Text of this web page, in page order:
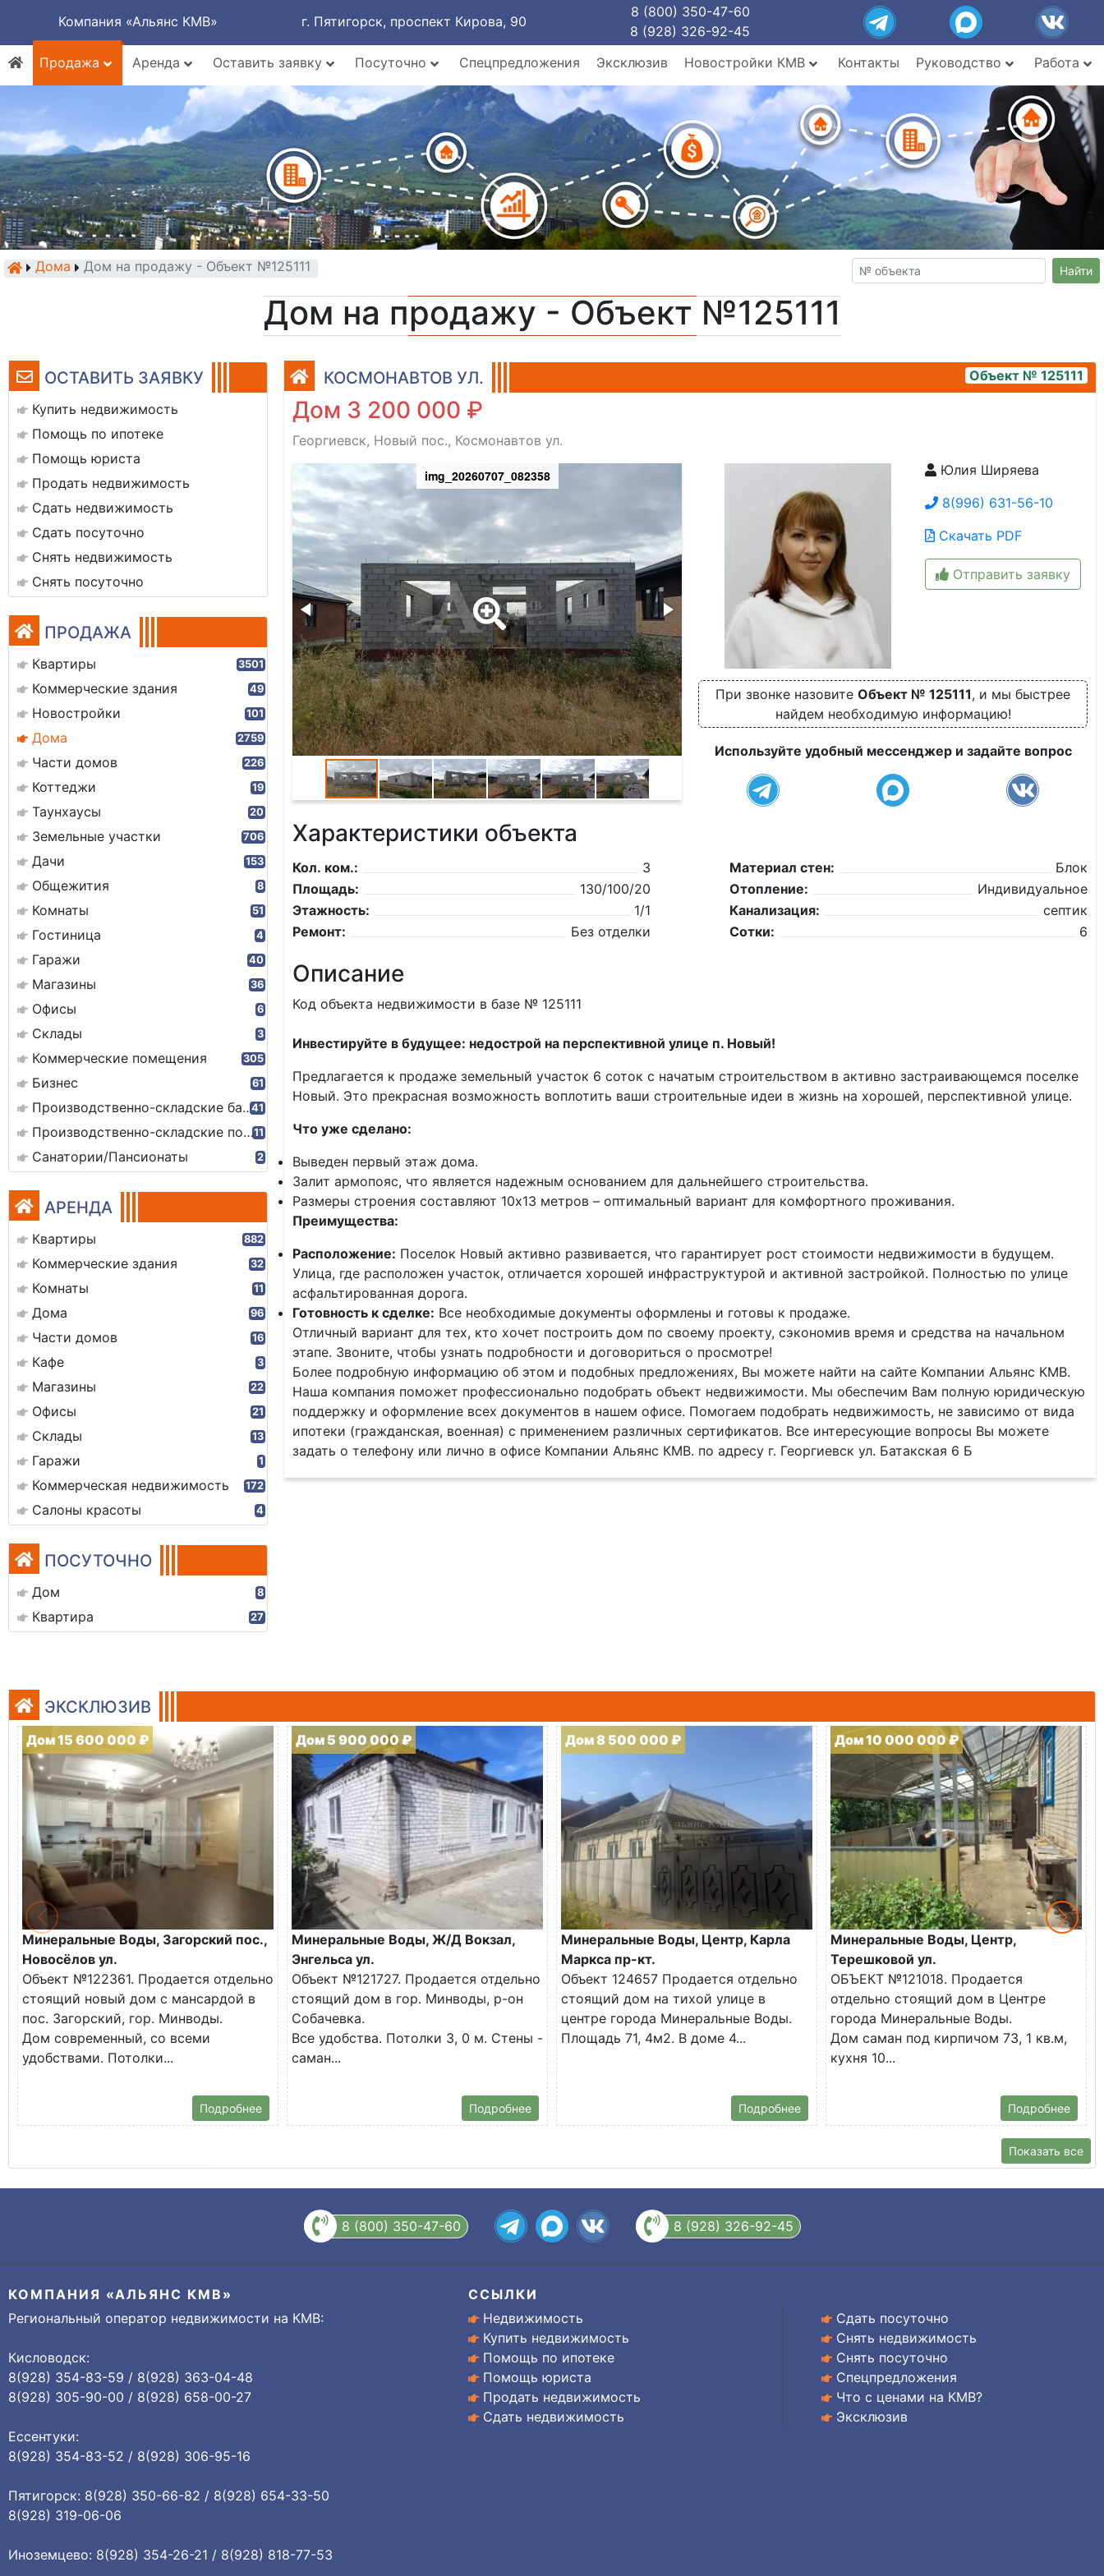
Компания «Альянс КМВ» г. Пятигорск, проспект Кирова, 90
8 (800) 350-47-60
8 (928) 326-92-45
Продажа
Аренда Оставить заявку Посуточно Спецпредложения Эксклюзив Новостройки КМВ Контакты Руководство Работа
Дома Дом на продажу - Объект №125111 Найти
Дом на продажу - Объект №125111
ОСТАВИТЬ ЗАЯВКУ
Купить недвижимость
Помощь по ипотеке
Помощь юриста
Продать недвижимость
Сдать недвижимость
Сдать посуточно
Снять недвижимость
Снять посуточно
ПРОДАЖА
Квартиры 3501
Коммерческие здания 49
Новостройки 101
Дома 2759
Части домов 226
Коттеджи 19
Таунхаусы 20
Земельные участки 706
Дачи 153
Общежития 8
Комнаты 51
Гостиница 4
Гаражи 40
Магазины 36
Офисы 6
Склады 3
Коммерческие помещения 305
Бизнес 61
Производственно-складские базы41
Производственно-складские помещения11
Санатории/Пансионаты 2
АРЕНДА
Квартиры 882
Коммерческие здания 32
Комнаты 11
Дома 96
Части домов 16
Кафе 3
Магазины 22
Офисы 21
Склады 13
Гаражи 1
Коммерческая недвижимость 172
Салоны красоты 4
ПОСУТОЧНО
Дом 8
Квартира 27
КОСМОНАВТОВ УЛ. Объект № 125111
Дом 3 200 000 ₽
Георгиевск, Новый пос., Космонавтов ул.
img_20260707_082358
img_20260707_082455 img_20260707_082417Юлия Ширяева
8(996) 631-56-10
Скачать PDF
Отправить заявку
При звонке назовите Объект № 125111, и мы быстрее
найдем необходимую информацию!
Используйте удобный мессенджер и задайте вопрос
Характеристики объекта
Кол. ком.:
3
Площадь:
130/100/20
Этажность:
1/1
Ремонт:
Без отделки
Материал стен:
Блок
Отопление:
Индивидуальное
Канализация:
септик
Сотки:
6
Описание
Код объекта недвижимости в базе № 125111
Инвестируйте в будущее: недострой на перспективной улице п. Новый!
Предлагается к продаже земельный участок 6 соток с начатым строительством в активно застраивающемся поселке
Новый. Это прекрасная возможность воплотить ваши строительные идеи в жизнь на хорошей, перспективной улице.
Что уже сделано:
Выведен первый этаж дома.
Залит армопояс, что является надежным основанием для дальнейшего строительства.
Размеры строения составляют 10х13 метров – оптимальный вариант для комфортного проживания.
Преимущества:
Расположение: Поселок Новый активно развивается, что гарантирует рост стоимости недвижимости в будущем.
Улица, где расположен участок, отличается хорошей инфраструктурой и активной застройкой. Полностью по улице
асфальтированная дорога.
Готовность к сделке: Все необходимые документы оформлены и готовы к продаже.
Отличный вариант для тех, кто хочет построить дом по своему проекту, сэкономив время и средства на начальном
этапе. Звоните, чтобы узнать подробности и договориться о просмотре!
Более подробную информацию об этом и подобных предложениях, Вы можете найти на сайте Компании Альянс КМВ.
Наша компания поможет профессионально подобрать объект недвижимости. Мы обеспечим Вам полную юридическую
поддержку и оформление всех документов в нашем офисе. Помогаем подобрать недвижимость, не зависимо от вида
ипотеки (гражданская, военная) с применением различных сертификатов. Все интересующие вопросы Вы можете
задать о телефону или лично в офисе Компании Альянс КМВ. по адресу г. Георгиевск ул. Батакская 6 Б
ЭКСКЛЮЗИВ
Дом 15 600 000 ₽
Минеральные Воды, Загорский пос.,
Новосёлов ул.
Объект №122361. Продается отдельно
стоящий новый дом с мансардой в
пос. Загорский, гор. Минводы.
Дом современный, со всеми
удобствами. Потолки...
Подробнее
Дом 5 900 000 ₽
Минеральные Воды, Ж/Д Вокзал,
Энгельса ул.
Объект №121727. Продается отдельно
стоящий дом в гор. Минводы, р-он
Собачевка.
Все удобства. Потолки 3, 0 м. Стены -
саман...
Подробнее
Дом 8 500 000 ₽
Минеральные Воды, Центр, Карла
Маркса пр-кт.
Объект 124657 Продается отдельно
стоящий дом на тихой улице в
центре города Минеральные Воды.
Площадь 71, 4м2. В доме 4...
Подробнее
Дом 10 000 000 ₽
Минеральные Воды, Центр,
Терешковой ул.
ОБЪЕКТ №121018. Продается
отдельно стоящий дом в Центре
города Минеральные Воды.
Дом саман под кирпичом 73, 1 кв.м,
кухня 10...
Подробнее
Показать все
8 (800) 350-47-60 8 (928) 326-92-45
КОМПАНИЯ «АЛЬЯНС КМВ»
Региональный оператор недвижимости на КМВ:
Кисловодск:
8(928) 354-83-59 / 8(928) 363-04-48
8(928) 305-90-00 / 8(928) 658-00-27
Ессентуки:
8(928) 354-83-52 / 8(928) 306-95-16
Пятигорск: 8(928) 350-66-82 / 8(928) 654-33-50
8(928) 319-06-06
Иноземцево: 8(928) 354-26-21 / 8(928) 818-77-53
ССЫЛКИ
Недвижимость
Купить недвижимость
Помощь по ипотеке
Помощь юриста
Продать недвижимость
Сдать недвижимость
Сдать посуточно
Снять недвижимость
Снять посуточно
Спецпредложения
Что с ценами на КМВ?
Эксклюзив